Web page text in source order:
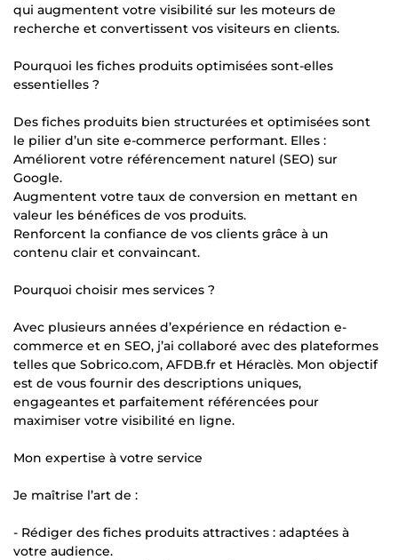
qui augmentent votre visibilité sur les moteurs de
recherche et convertissent vos visiteurs en clients.
Pourquoi les fiches produits optimisées sont-elles
essentielles ?
Des fiches produits bien structurées et optimisées sont
le pilier d’un site e-commerce performant. Elles :
Améliorent votre référencement naturel (SEO) sur
Google.
Augmentent votre taux de conversion en mettant en
valeur les bénéfices de vos produits.
Renforcent la confiance de vos clients grâce à un
contenu clair et convaincant.
Pourquoi choisir mes services ?
Avec plusieurs années d’expérience en rédaction e-
commerce et en SEO, j’ai collaboré avec des plateformes
telles que Sobrico.com, AFDB.fr et Héraclès. Mon objectif
est de vous fournir des descriptions uniques,
engageantes et parfaitement référencées pour
maximiser votre visibilité en ligne.
Mon expertise à votre service
Je maîtrise l’art de :
- Rédiger des fiches produits attractives : adaptées à
votre audience.